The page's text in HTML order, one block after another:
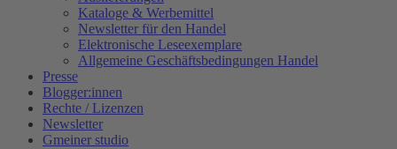
Kataloge & Werbemittel
Newsletter für den Handel
Elektronische Leseexemplare
Allgemeine Geschäftsbedingungen Handel
Presse
Blogger:innen
Rechte / Lizenzen
Newsletter
Gmeiner studio